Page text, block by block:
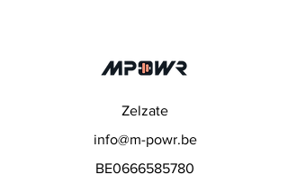
Zelzate
info@m-powr.be
BE0666585780